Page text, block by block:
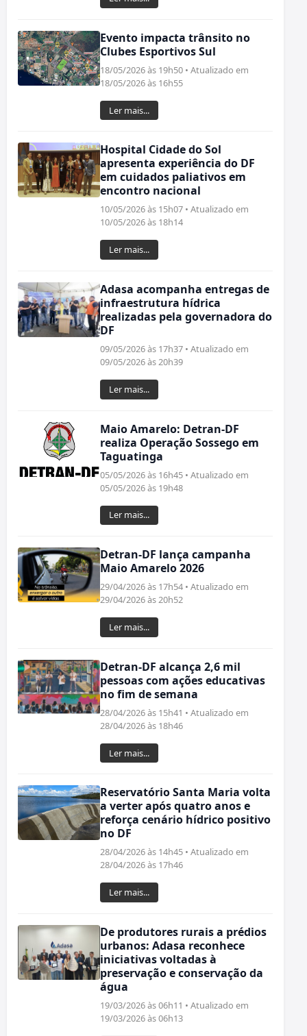
Evento impacta trânsito no
Clubes Esportivos Sul
18/05/2026 às 19h50 • Atualizado em
18/05/2026 às 16h55
Ler mais...
Hospital Cidade do Sol
apresenta experiência do DF
em cuidados paliativos em
encontro nacional
10/05/2026 às 15h07 • Atualizado em
10/05/2026 às 18h14
Ler mais...
Adasa acompanha entregas de
infraestrutura hídrica
realizadas pela governadora do
DF
09/05/2026 às 17h37 • Atualizado em
09/05/2026 às 20h39
Ler mais...
Maio Amarelo: Detran-DF
realiza Operação Sossego em
Taguatinga
05/05/2026 às 16h45 • Atualizado em
05/05/2026 às 19h48
Ler mais...
Detran-DF lança campanha
Maio Amarelo 2026
29/04/2026 às 17h54 • Atualizado em
29/04/2026 às 20h52
Ler mais...
Detran-DF alcança 2,6 mil
pessoas com ações educativas
no fim de semana
28/04/2026 às 15h41 • Atualizado em
28/04/2026 às 18h46
Ler mais...
Reservatório Santa Maria volta
a verter após quatro anos e
reforça cenário hídrico positivo
no DF
28/04/2026 às 14h45 • Atualizado em
28/04/2026 às 17h46
Ler mais...
De produtores rurais a prédios
urbanos: Adasa reconhece
iniciativas voltadas à
preservação e conservação da
água
19/03/2026 às 06h11 • Atualizado em
19/03/2026 às 06h13